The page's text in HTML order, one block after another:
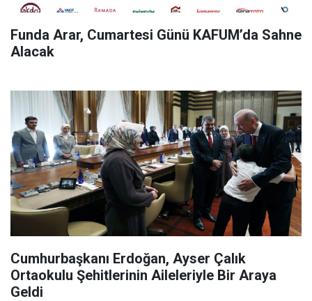
Funda Arar, Cumartesi Günü KAFUM’da Sahne
Alacak
Cumhurbaşkanı Erdoğan, Ayser Çalık
Ortaokulu Şehitlerinin Aileleriyle Bir Araya
Geldi